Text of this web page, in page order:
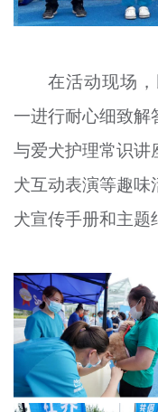
在活动现场
一进行耐心细致
与爱犬护理常识讲
犬互动表演等趣
犬宣传手册和主题